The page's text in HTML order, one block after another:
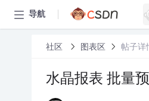
导航
社区 图表区 帖子详
水晶报表 批量